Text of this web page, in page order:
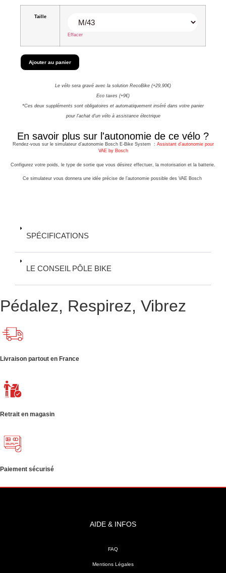
Taille
Effacer
Ajouter au panier
Le vélo sera gravé avec la solution RecoBike (+29,90€)
Eco taxes (+9€)
*Ces deux suppléments sont obligatoires et automatiquement inséré dans votre panier
pour l'achat d'un vélo à assistance électrique
En savoir plus sur l'autonomie de ce vélo ?
Rendez-vous sur le simulateur d’autonomie Bosch E-Bike System : Assistant d’autonomie pour
VAE by Bosch
Configurez votre poids, le type de sortie que vous désirez effectuer, la motorisation et la batterie.
Ce simulateur vous donnera une idée précise de l’autonomie possible des VAE Bosch
SPÉCIFICATIONS
LE CONSEIL PÔLE BIKE
Pédalez, Respirez, Vibrez
Livraison partout en France
Retrait en magasin
Paiement sécurisé
AIDE & INFOS
FAQ
Mentions Légales